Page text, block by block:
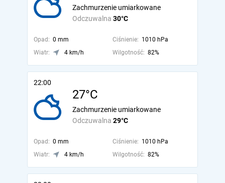
Odczuwalna 30°C
Zachmurzenie umiarkowane
Opad: 0 mm Ciśnienie: 1010 hPa
Wiatr:
4 km/h Wilgotność: 82%
22:00
27°C
Odczuwalna 29°C
Zachmurzenie umiarkowane
Opad: 0 mm Ciśnienie: 1010 hPa
Wiatr:
4 km/h Wilgotność: 82%